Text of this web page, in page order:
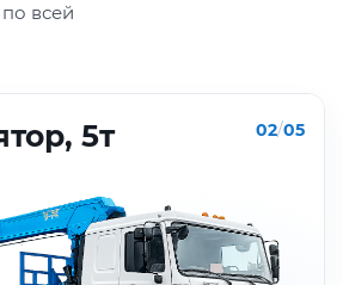
всей
5т 02/05